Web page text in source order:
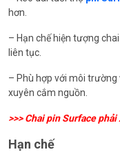
hơn.
– Hạn chế hiện tượng
liên tục.
– Phù hợp với môi
xuyên cắm nguồn.
>>>Chai pin Surface phải
Hạn chế